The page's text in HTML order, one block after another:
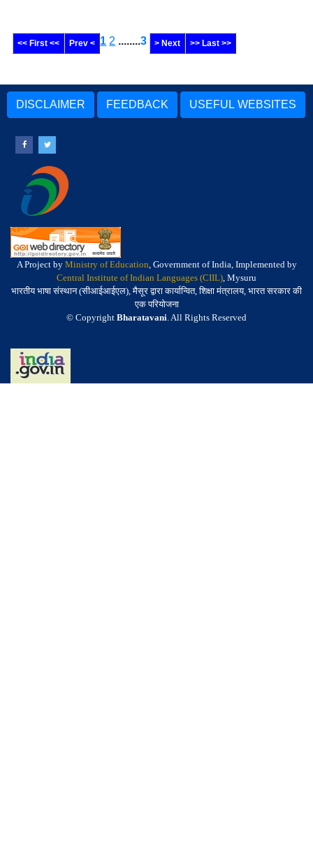
<< First << Prev < 1 2 ........3 > Next >> Last >>
DISCLAIMER FEEDBACK USEFUL WEBSITES
A Project by Ministry of Education, Government of India, Implemented by
Central Institute of Indian Languages (CIIL), Mysuru
भारतीय भाषा संस्थान (सीआईआईएल), मैसूर द्वारा कार्यान्वित, शिक्षा मंत्रालय, भारत सरकार की
एक परियोजना
© Copyright Bharatavani. All Rights Reserved